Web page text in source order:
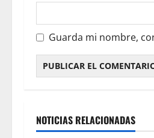
Guarda mi nombre,
NOTICIAS RELACIONADAS